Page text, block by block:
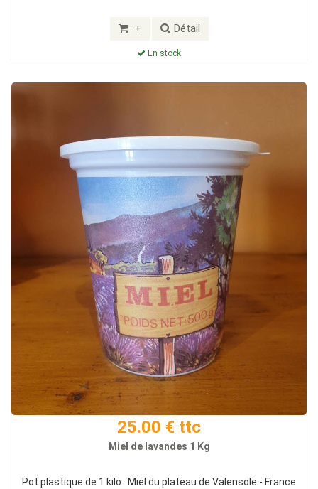
+ Détail
En stock
25.00 € ttc
Miel de lavandes 1 Kg
Pot plastique de 1 kilo . Miel du plateau de Valensole - France